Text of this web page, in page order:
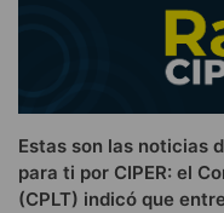
Estas son las noticias
para ti por CIPER: el
(CPLT) indicó que